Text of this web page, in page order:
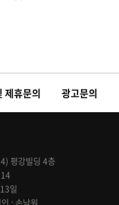
제휴문의 광고문의
평강빌딩 4층
일